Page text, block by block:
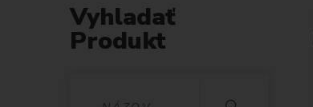
Vyhladať
Produkt